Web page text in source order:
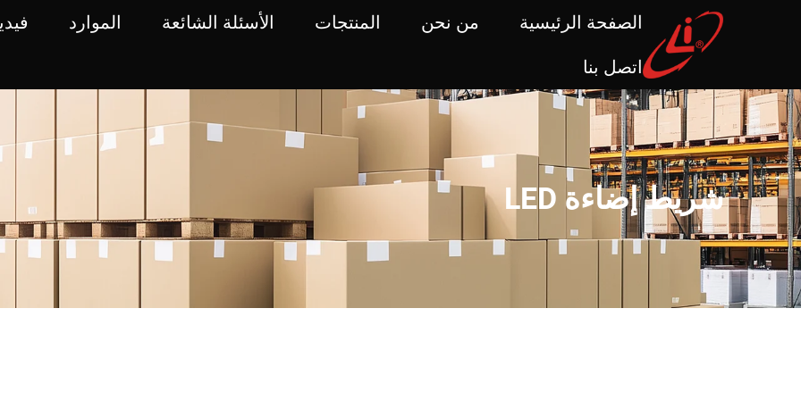
الصفحة الرئيسية من نحن المنتجات الأسئلة الشائعة الموارد
اتصل بنا
شريط إضاءة LED